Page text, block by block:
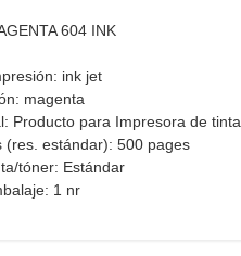
604 INK
ink jet
magenta
Producto para Impresora de tinta
(res. estándar): 500 pages
tóner: Estándar
1 nr